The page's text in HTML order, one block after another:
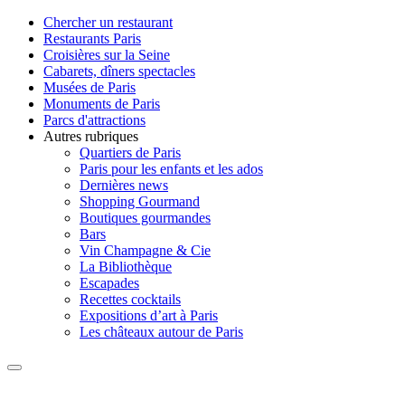
Chercher un restaurant
Restaurants Paris
Croisières sur la Seine
Cabarets, dîners spectacles
Musées de Paris
Monuments de Paris
Parcs d'attractions
Autres rubriques
Quartiers de Paris
Paris pour les enfants et les ados
Dernières news
Shopping Gourmand
Boutiques gourmandes
Bars
Vin Champagne & Cie
La Bibliothèque
Escapades
Recettes cocktails
Expositions d’art à Paris
Les châteaux autour de Paris